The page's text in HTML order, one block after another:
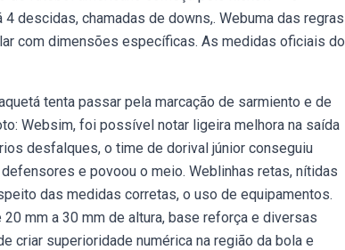
descidas, chamadas de downs,. Webuma das regras
com dimensões específicas. As medidas oficiais do
tenta passar pela marcação de sarmiento e de
Websim, foi possível notar ligeira melhora na saída
desfalques, o time de dorival júnior conseguiu
e povoou o meio. Weblinhas retas, nítidas
das medidas corretas, o uso de equipamentos.
mm a 30 mm de altura, base reforça e diversas
criar superioridade numérica na região da bola e